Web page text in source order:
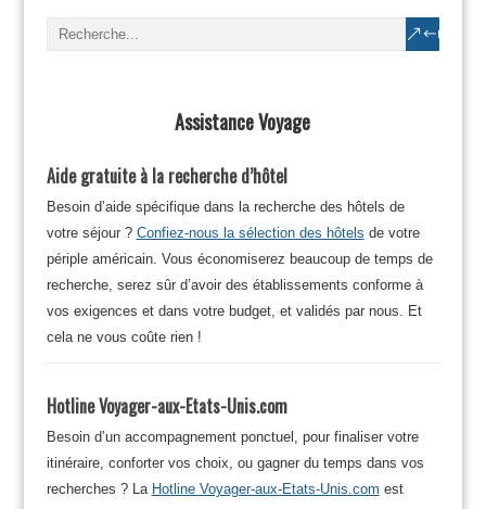
Assistance Voyage
Aide gratuite à la recherche d’hôtel
Besoin d’aide spécifique dans la recherche des hôtels de
votre séjour ? Confiez-nous la sélection des hôtels de votre
périple américain. Vous économiserez beaucoup de temps de
recherche, serez sûr d’avoir des établissements conforme à
vos exigences et dans votre budget, et validés par nous. Et
cela ne vous coûte rien !
Hotline Voyager-aux-Etats-Unis.com
Besoin d’un accompagnement ponctuel, pour finaliser votre
itinéraire, conforter vos choix, ou gagner du temps dans vos
recherches ? La Hotline Voyager-aux-Etats-Unis.com est